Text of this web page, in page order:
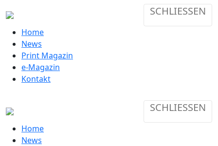
SCHLIESSEN
Home
News
Print Magazin
e-Magazin
Kontakt
SCHLIESSEN
Home
News